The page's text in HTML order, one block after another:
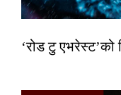
‘रोड टु एभरेस्ट’को